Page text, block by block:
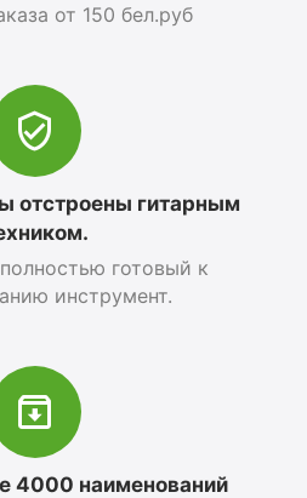
от 150 бел.руб
отстроены гитарным
готовый к
инструмент.
4000 наименований